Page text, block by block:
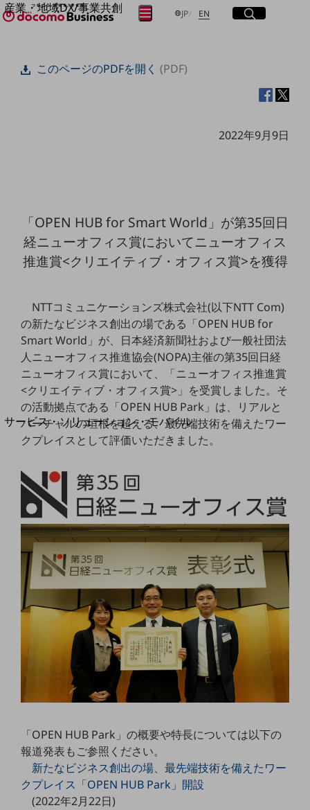
産業・地域DX/事業共創
OPEN HUB for Plural Futures
OPEN HUB for Plural Futuresとは
Smart Healthcare
Smart Industry
Smart Mobility
Smart Worksite
生成AI(Generative AI)
地域社会を支える皆さまと地域課題の解決や
地域経済のさらなる活性化に取り組みます
自治体・地域社会との共創
LGPF(Local Government Platform)
別ウィンドウで開きます
サービス・ソリューション・モバイル
サービス・ソリューションTOP
サービス・ソリューションをご紹介
カテゴリーで探す
カテゴリーで探すTOP
ネットワーク・モバイル
クラウド・データセンター
電話・映像コミュニケーション
セキュリティ
運用管理
業務支援・マーケティング
災害対策・BCP
課題・ニーズで探す
JP日本語
EN Englishサイト内検索
開く
メニュー
開く
フリーワードを入力して探す
検索する
このページのPDFを開く(PDF)
2022年9月9日
「OPEN HUB for Smart World」が第35回日
経ニューオフィス賞においてニューオフィス
推進賞<クリエイティブ・オフィス賞>を獲得
NTTコミュニケーションズ株式会社(以下NTT Com)
の新たなビジネス創出の場である「OPEN HUB for
Smart World」が、日本経済新聞社および一般社団法
人ニューオフィス推進協会(NOPA)主催の第35回日経
ニューオフィス賞において、「ニューオフィス推進賞
<クリエイティブ・オフィス賞>」を受賞しました。そ
の活動拠点である「OPEN HUB Park」は、リアルと
バーチャルの垣根を超える、最先端技術を備えたワー
クプレイスとして評価いただきました。
「OPEN HUB Park」の概要や特長については以下の
報道発表もご参照ください。
新たなビジネス創出の場、最先端技術を備えたワー
クプレイス「OPEN HUB Park」開設
(2022年2月22日)